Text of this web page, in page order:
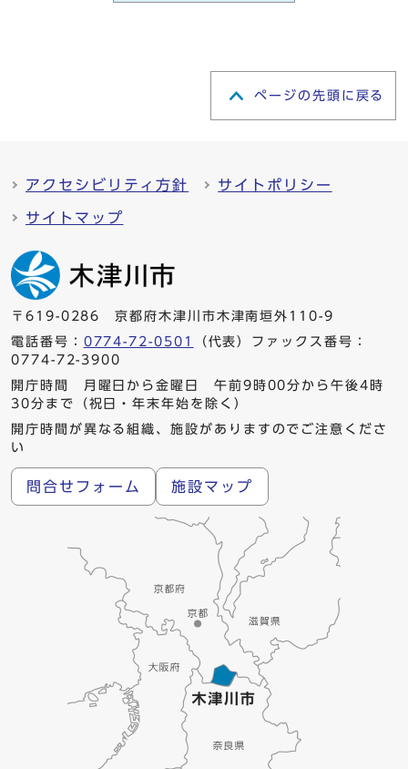
ページの先頭に戻る
アクセシビリティ方針 サイトポリシー
サイトマップ
〒619-0286 京都府木津川市木津南垣外110-9
電話番号： 0774-72-0501
（代表）ファックス番号：
0774-72-3900
開庁時間 月曜日から金曜日 午前9時00分から午後4時
30分まで（祝日・年末年始を除く）
開庁時間が異なる組織、施設がありますのでご注意くださ
い
問合せフォーム 施設マップ